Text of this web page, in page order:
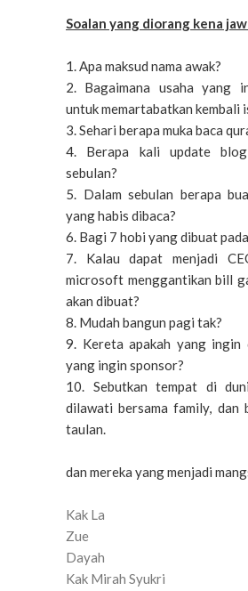
Soalan yang diorang kena
1. Apa maksud nama awak?
2. Bagaimana usaha yang
untuk memartabatkan kembali
3. Sehari berapa muka baca
4. Berapa kali update
sebulan?
5. Dalam sebulan berapa
yang habis dibaca?
6. Bagi 7 hobi yang dibuat
7. Kalau dapat menjadi
microsoft menggantikan bill
akan dibuat?
8. Mudah bangun pagi tak?
9. Kereta apakah yang ingin
yang ingin sponsor?
10. Sebutkan tempat di
dilawati bersama family, dan
taulan.
dan mereka yang menjadi
Kak La
Zue
Dayah
Kak Mirah Syukri